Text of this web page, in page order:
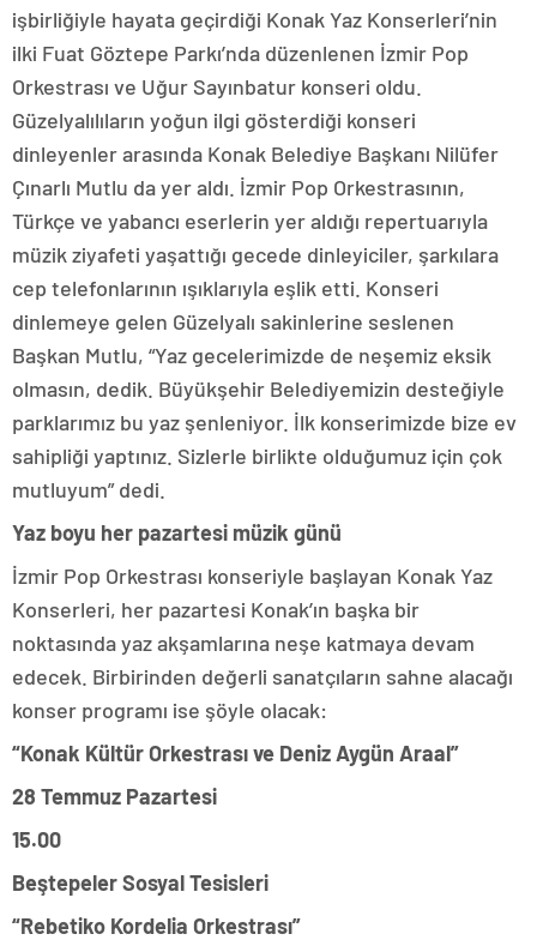
işbirliğiyle hayata geçirdiği Konak Yaz Konserleri’nin
ilki Fuat Göztepe Parkı’nda düzenlenen İzmir Pop
Orkestrası ve Uğur Sayınbatur konseri oldu.
Güzelyalılıların yoğun ilgi gösterdiği konseri
dinleyenler arasında Konak Belediye Başkanı Nilüfer
Çınarlı Mutlu da yer aldı. İzmir Pop Orkestrasının,
Türkçe ve yabancı eserlerin yer aldığı repertuarıyla
müzik ziyafeti yaşattığı gecede dinleyiciler, şarkılara
cep telefonlarının ışıklarıyla eşlik etti. Konseri
dinlemeye gelen Güzelyalı sakinlerine seslenen
Başkan Mutlu, “Yaz gecelerimizde de neşemiz eksik
olmasın, dedik. Büyükşehir Belediyemizin desteğiyle
parklarımız bu yaz şenleniyor. İlk konserimizde bize ev
sahipliği yaptınız. Sizlerle birlikte olduğumuz için çok
mutluyum” dedi.
Yaz boyu her pazartesi müzik günü
İzmir Pop Orkestrası konseriyle başlayan Konak Yaz
Konserleri, her pazartesi Konak’ın başka bir
noktasında yaz akşamlarına neşe katmaya devam
edecek. Birbirinden değerli sanatçıların sahne alacağı
konser programı ise şöyle olacak:
“Konak Kültür Orkestrası ve Deniz Aygün Araal”
28 Temmuz Pazartesi
15.00
Beştepeler Sosyal Tesisleri
“Rebetiko Kordelia Orkestrası”